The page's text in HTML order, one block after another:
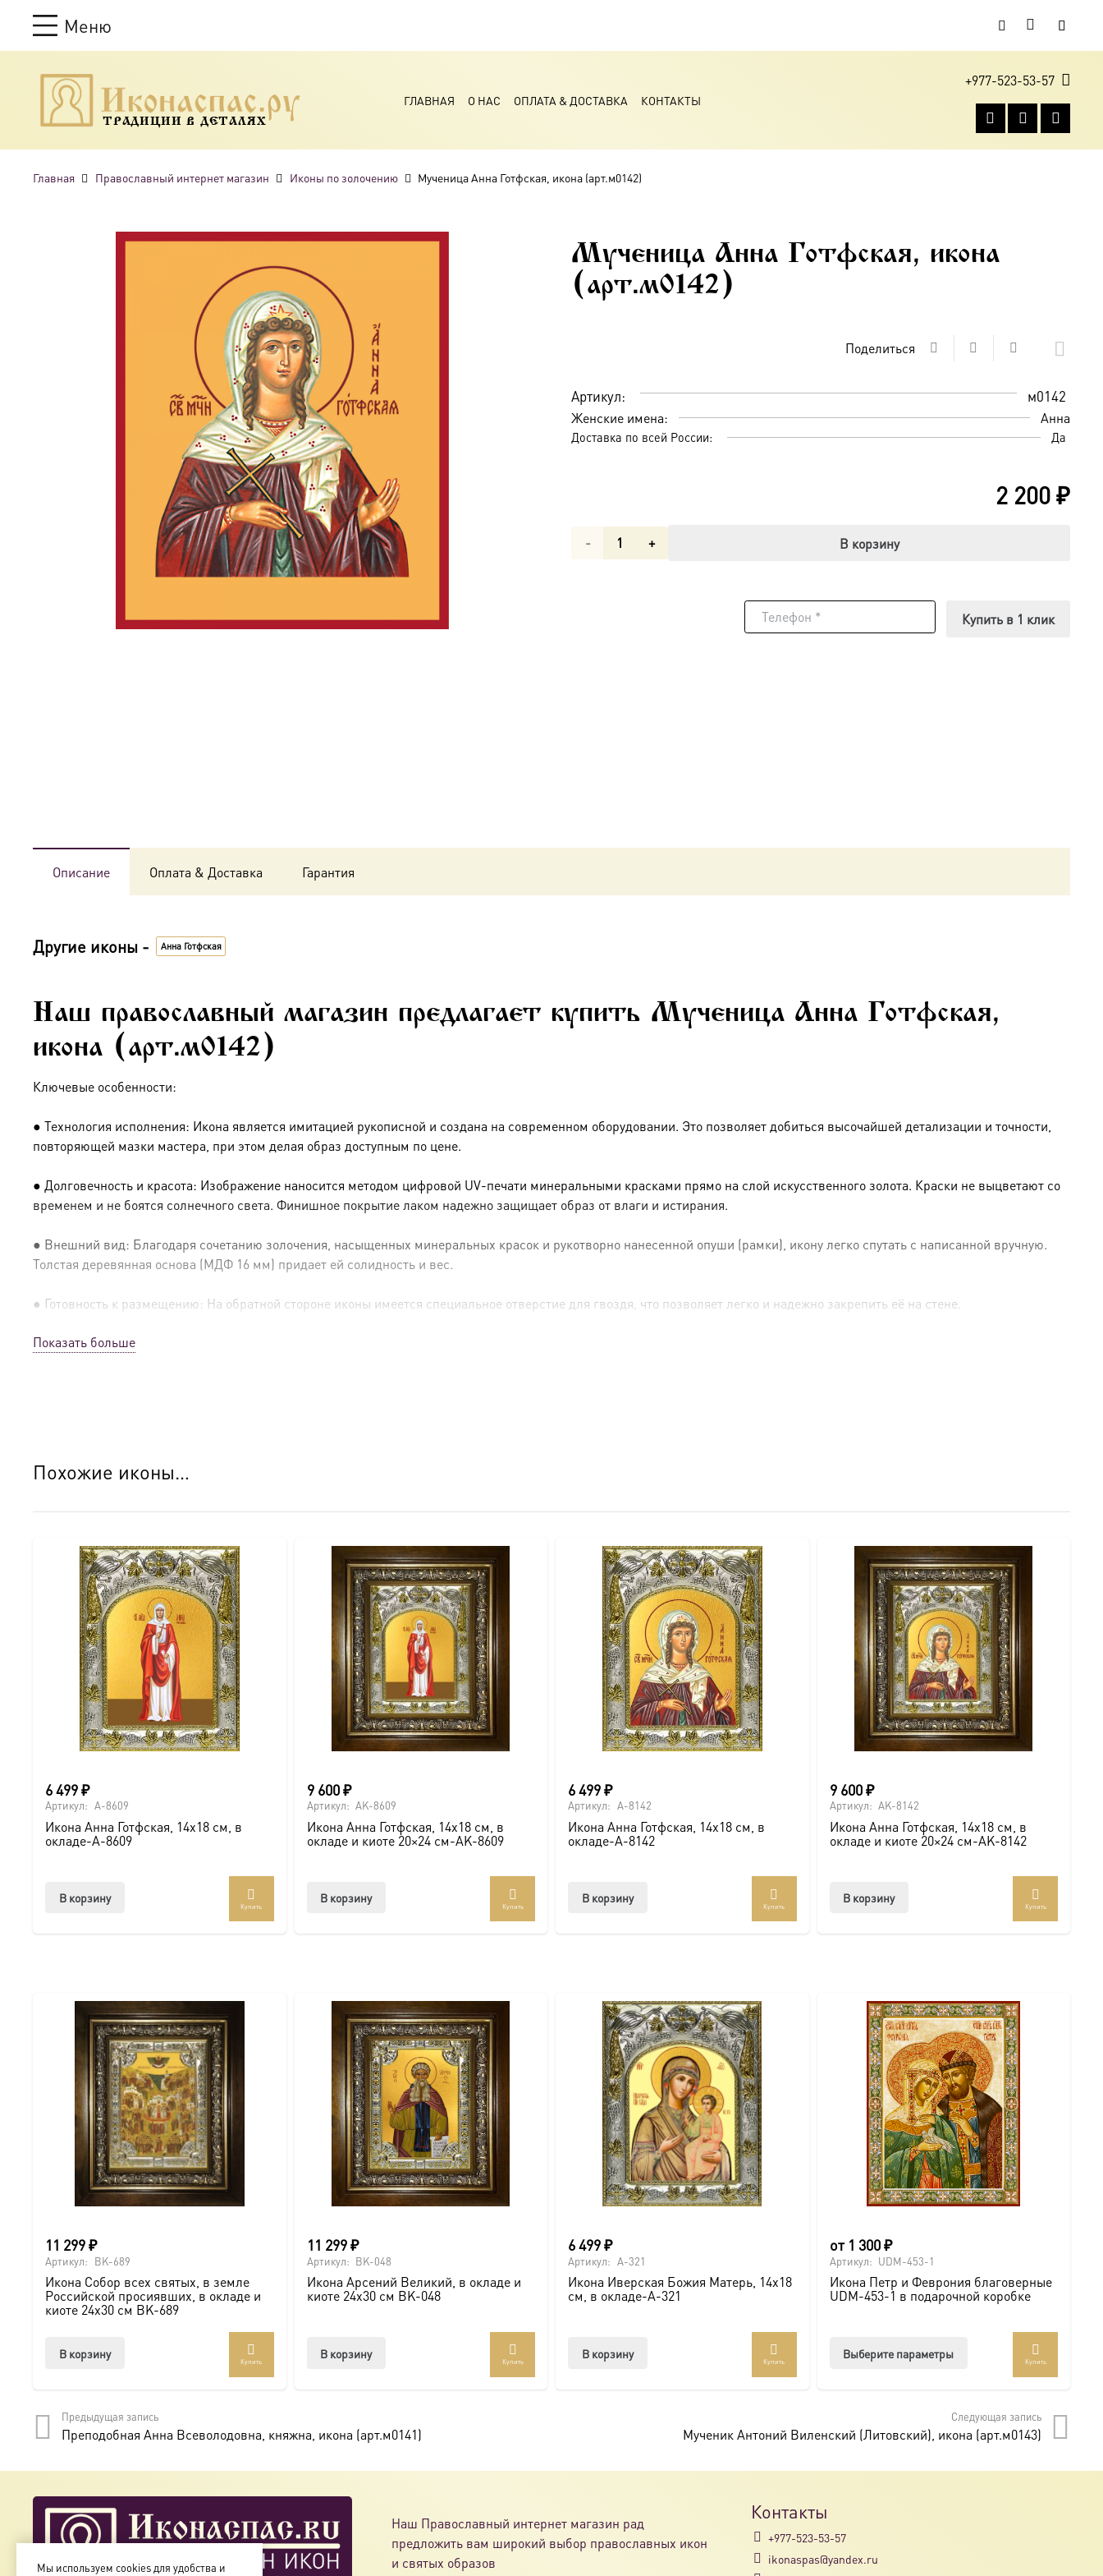
Меню
ТРАДИЦИИ В ДЕТАЛЯХ
ГЛАВНАЯ О НАС ОПЛАТА & ДОСТАВКА КОНТАКТЫ
+977-523-53-57
Главная Православный интернет магазин Иконы по золочению Мученица Анна Готфская, икона (арт.м0142)
Мученица Анна Готфская, икона
(арт.м0142)
Поделиться
Артикул: м0142
Женские имена: Анна
Доставка по всей России: Да
2 200₽
Количество
В корзину
Купить в 1 клик
Описание Оплата & Доставка Гарантия
Другие иконы - Анна Готфская
Наш православный магазин предлагает купить Мученица Анна Готфская,
икона (арт.м0142)
Ключевые особенности:
● Технология исполнения: Икона является имитацией рукописной и создана на современном оборудовании. Это позволяет добиться высочайшей детализации и точности,
повторяющей мазки мастера, при этом делая образ доступным по цене.
● Долговечность и красота: Изображение наносится методом цифровой UV-печати минеральными красками прямо на слой искусственного золота. Краски не выцветают со
временем и не боятся солнечного света. Финишное покрытие лаком надежно защищает образ от влаги и истирания.
● Внешний вид: Благодаря сочетанию золочения, насыщенных минеральных красок и рукотворно нанесенной опуши (рамки), икону легко спутать с написанной вручную.
Толстая деревянная основа (МДФ 16 мм) придает ей солидность и вес.
● Готовность к размещению: На обратной стороне иконы имеется специальное отверстие для гвоздя, что позволяет легко и надежно закрепить её на стене.
● Освящение: Производство освящено
Для кого этот образ?
Эта икона станет прекрасным духовным подарком:
● На день Ангела (именины) — в честь небесного покровителя.
● На Крещение ребенка или взрослого.
● На день рождения как символ защиты и заступничества.
● На новоселье для освящения домашнего очага.
Мы предлагаем купить икону в Москве с доставкой по России. Также можно заказать икону в окладе и киоте.
Доступна в стандартных размерах или может быть изготовлена под заказ по вашим размерам.
Показать больше
Похожие иконы…
6 499₽
Артикул: A-8609
Икона Анна Готфская, 14х18 см, в
окладе-A-8609
В корзину
Купить
9 600₽
Артикул: AK-8609
Икона Анна Готфская, 14х18 см, в
окладе и киоте 20×24 см-AK-8609
В корзину
Купить
6 499₽
Артикул: A-8142
Икона Анна Готфская, 14х18 см, в
окладе-A-8142
В корзину
Купить
9 600₽
Артикул: AK-8142
Икона Анна Готфская, 14х18 см, в
окладе и киоте 20×24 см-AK-8142
В корзину
Купить
11 299₽
Артикул: BK-689
Икона Собор всех святых, в земле
Российской просиявших, в окладе и
киоте 24х30 см BK-689
В корзину
Купить
11 299₽
Артикул: BK-048
Икона Арсений Великий, в окладе и
киоте 24х30 см BK-048
В корзину
Купить
6 499₽
Артикул: A-321
Икона Иверская Божия Матерь, 14х18
см, в окладе-A-321
В корзину
Купить
от 1 300₽
Артикул: UDM-453-1
Икона Петр и Феврония благоверные
UDM-453-1 в подарочной коробке
Выберите параметры
вариаций.
Опции
Купить
Предыдущая запись
Преподобная Анна Всеволодовна, княжна, икона (арт.м0141)
Следующая запись
Мученик Антоний Виленский (Литовский), икона (арт.м0143)
Наш Православный интернет магазин рад
предложить вам широкий выбор православных икон
и святых образов
Контакты
+977-523-53-57
ikonaspas@yandex.ru
Мы используем cookies для удобства и